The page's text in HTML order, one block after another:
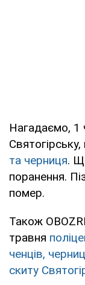
Нагадаємо, 1
та черниця.
поранення.
помер.
Також
травня
ченців,
скиту